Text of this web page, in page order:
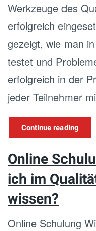
Werkzeuge des
erfolgreich
gezeigt, wie man
testet und
erfolgreich in der
jeder Teilnehmer
Continue reading
Online
ich im
wissen?
Online Schulung